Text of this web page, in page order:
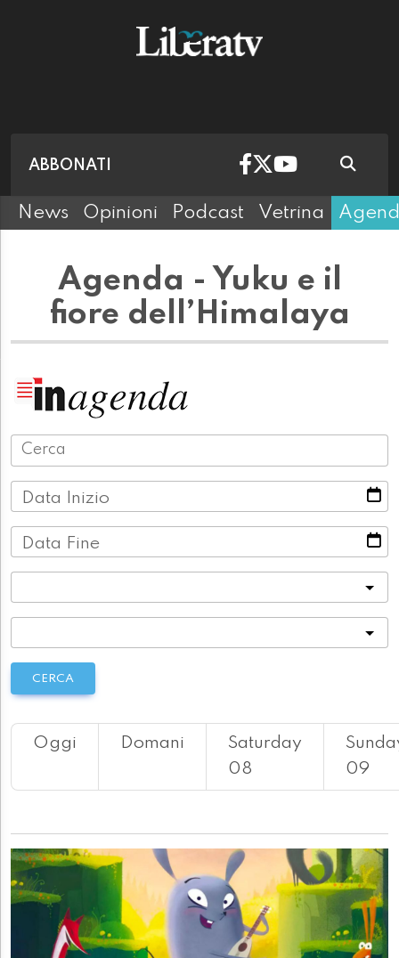
ABBONATI
News Opinioni Podcast Vetrina
Agenda - Yuku e il
fiore dell’Himalaya
Data Inizio
Data Fine
CERCA
Oggi Domani
Saturday
08
09